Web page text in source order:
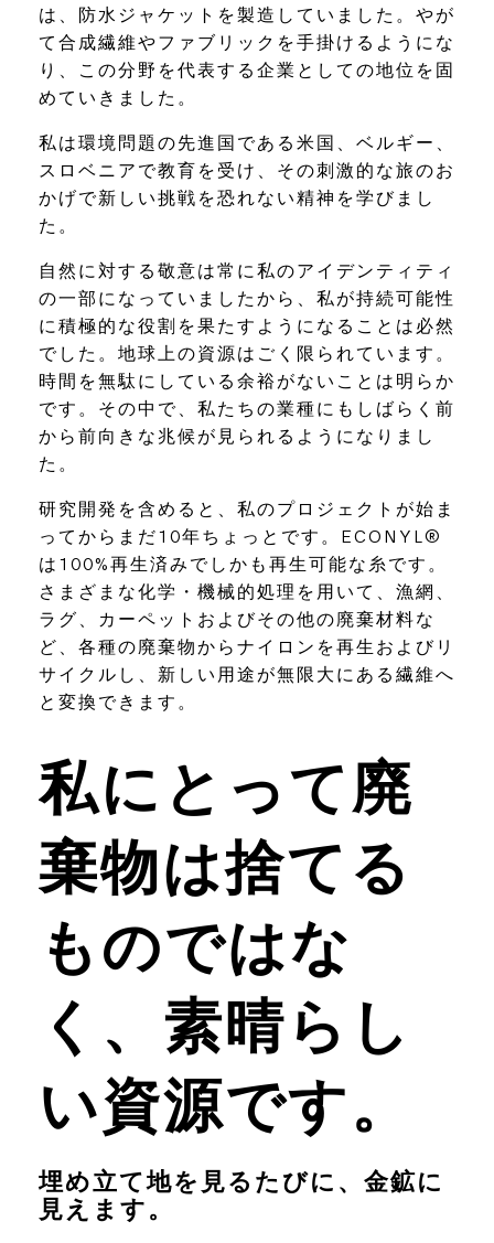
は、防水ジャケットを製造していました。やが
て合成繊維やファブリックを手掛けるようにな
り、この分野を代表する企業としての地位を固
めていきました。
私は環境問題の先進国である米国、ベルギー、
スロベニアで教育を受け、その刺激的な旅のお
かげで新しい挑戦を恐れない精神を学びまし
た。
自然に対する敬意は常に私のアイデンティティ
の一部になっていましたから、私が持続可能性
に積極的な役割を果たすようになることは必然
でした。地球上の資源はごく限られています。
時間を無駄にしている余裕がないことは明らか
です。その中で、私たちの業種にもしばらく前
から前向きな兆候が見られるようになりまし
た。
研究開発を含めると、私のプロジェクトが始ま
ってからまだ10年ちょっとです。ECONYL®
は100%再生済みでしかも再生可能な糸です。
さまざまな化学・機械的処理を用いて、漁網、
ラグ、カーペットおよびその他の廃棄材料な
ど、各種の廃棄物からナイロンを再生およびリ
サイクルし、新しい用途が無限大にある繊維へ
と変換できます。
私にとって廃
棄物は捨てる
ものではな
く、素晴らし
い資源です。
埋め立て地を見るたびに、金鉱に
見えます。